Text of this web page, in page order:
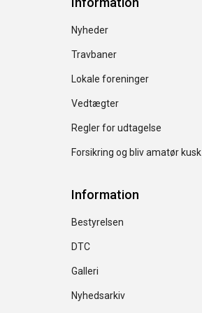
Nyheder
Travbaner
Lokale foreninger
Vedtægter
Regler for udtagelse
Forsikring og bliv amatør kusk
Information
Bestyrelsen
DTC
Galleri
Nyhedsarkiv